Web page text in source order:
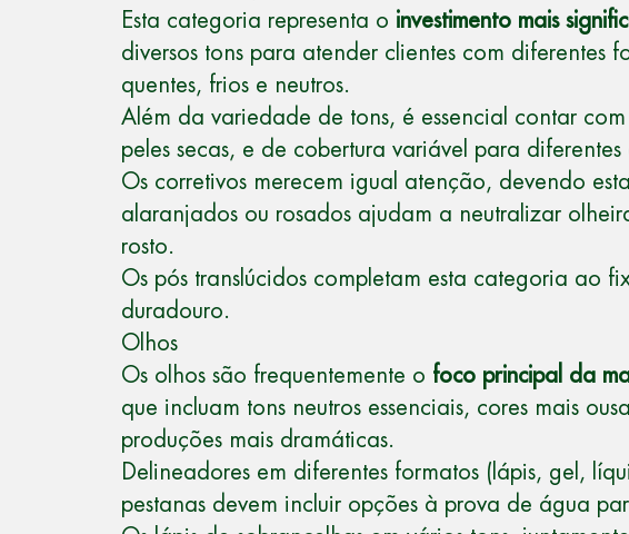
Esta categoria representa o investimento mais
diversos tons para atender clientes com diferentes
quentes, frios e neutros.
Além da variedade de tons, é essencial contar
peles secas, e de cobertura variável para diferentes
Os corretivos merecem igual atenção, devendo
alaranjados ou rosados ajudam a neutralizar
rosto.
Os pós translúcidos completam esta categoria ao
duradouro.
Olhos
Os olhos são frequentemente o foco principal da
que incluam tons neutros essenciais, cores mais
produções mais dramáticas.
Delineadores em diferentes formatos (lápis, gel,
pestanas devem incluir opções à prova de água